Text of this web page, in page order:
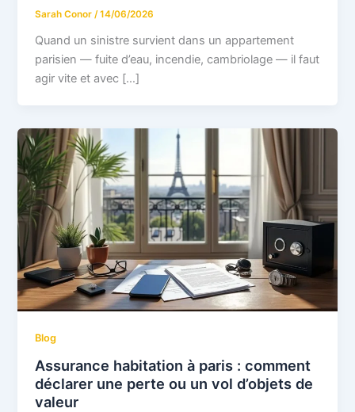
Sarah Conor/14/06/2026
Quand un sinistre survient dans un appartement
parisien — fuite d’eau, incendie, cambriolage — il faut
agir vite et avec […]
Blog
Assurance habitation à paris : comment
déclarer une perte ou un vol d’objets de
valeur